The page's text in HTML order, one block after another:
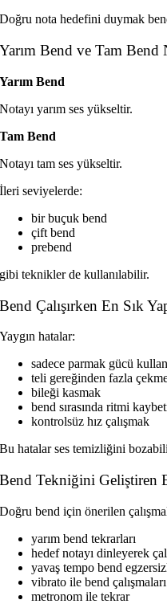
Doğru nota hedefini duymak
Yarım Bend ve Tam Bend
Yarım Bend
Notayı yarım ses yükseltir.
Tam Bend
Notayı tam ses yükseltir.
İleri seviyelerde:
bir buçuk bend
çift bend
prebend
gibi teknikler de kullanılabilir.
Bend Çalışırken En Sık
Yaygın hatalar:
sadece parmak gücü
teli gereğinden fazla
bileği kasmak
bend sırasında ritmi
kontrolsüz hız çalışmak
Bu hatalar ses temizliğini
Bend Tekniğini Geliştiren
Doğru bend için önerilen
yarım bend tekrarları
hedef notayı dinleyerek
yavaş tempo bend
vibrato ile bend çalışmaları
metronom ile tekrar